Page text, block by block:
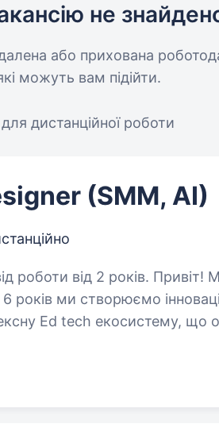
не
або прихована
можуть вам підійти.
дистанційної роботи
(SMM, AI)
2 років. Привіт! Ми — TURBO
Ed tech екосистему, що